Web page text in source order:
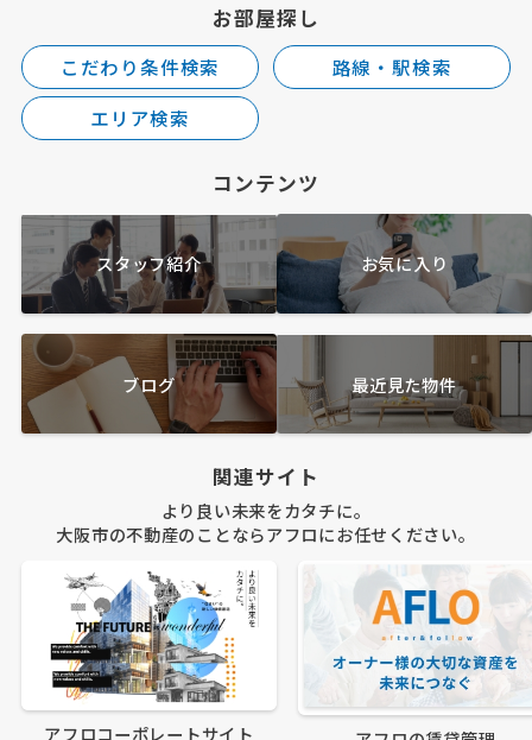
お部屋探し
こだわり条件検索
路線・駅検索
エリア検索
コンテンツ
スタッフ紹介 お気に入り
ブログ 最近見た物件
関連サイト
より良い未来をカタチに。
大阪市の不動産のことならアフロにお任せください。
アフロコーポレートサイト